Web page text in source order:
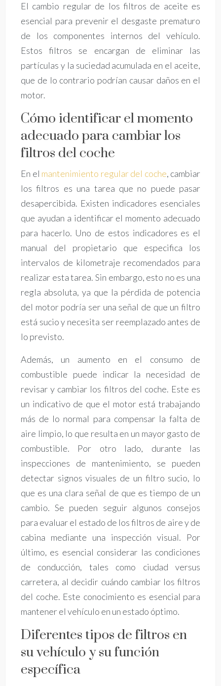
El cambio regular de los filtros de aceite es
esencial para prevenir el desgaste prematuro
de los componentes internos del vehículo.
Estos filtros se encargan de eliminar las
partículas y la suciedad acumulada en el aceite,
que de lo contrario podrían causar daños en el
motor.
Cómo identificar el momento
adecuado para cambiar los
filtros del coche
En el mantenimiento regular del coche, cambiar
los filtros es una tarea que no puede pasar
desapercibida. Existen indicadores esenciales
que ayudan a identificar el momento adecuado
para hacerlo. Uno de estos indicadores es el
manual del propietario que especifica los
intervalos de kilometraje recomendados para
realizar esta tarea. Sin embargo, esto no es una
regla absoluta, ya que la pérdida de potencia
del motor podría ser una señal de que un filtro
está sucio y necesita ser reemplazado antes de
lo previsto.
Además, un aumento en el consumo de
combustible puede indicar la necesidad de
revisar y cambiar los filtros del coche. Este es
un indicativo de que el motor está trabajando
más de lo normal para compensar la falta de
aire limpio, lo que resulta en un mayor gasto de
combustible. Por otro lado, durante las
inspecciones de mantenimiento, se pueden
detectar signos visuales de un filtro sucio, lo
que es una clara señal de que es tiempo de un
cambio. Se pueden seguir algunos consejos
para evaluar el estado de los filtros de aire y de
cabina mediante una inspección visual. Por
último, es esencial considerar las condiciones
de conducción, tales como ciudad versus
carretera, al decidir cuándo cambiar los filtros
del coche. Este conocimiento es esencial para
mantener el vehículo en un estado óptimo.
Diferentes tipos de filtros en
su vehículo y su función
específica